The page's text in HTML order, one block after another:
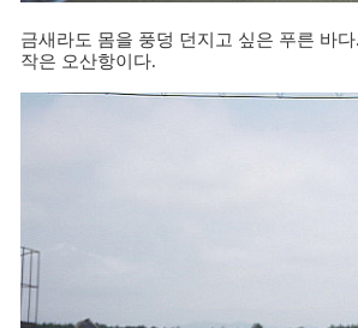
금새라도 몸을 풍덩 던지고 싶은 푸른 바
작은 오산항이다.